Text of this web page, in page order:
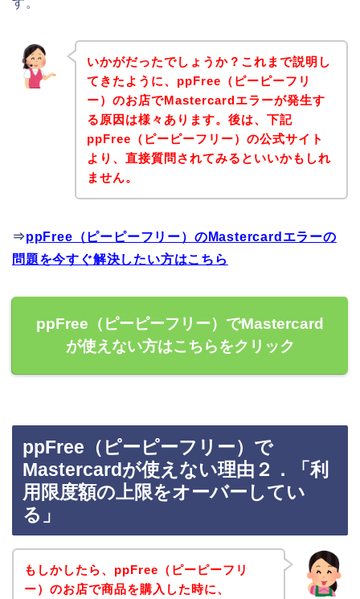
す。
いかがだったでしょうか？これまで説明し
てきたように、ppFree（ピーピーフリ
ー）のお店でMastercardエラーが発生す
る原因は様々あります。後は、下記
ppFree（ピーピーフリー）の公式サイト
より、直接質問されてみるといいかもしれ
ません。
⇒ppFree（ピーピーフリー）のMastercardエラーの
問題を今すぐ解決したい方はこちら
ppFree（ピーピーフリー）でMastercard
が使えない方はこちらをクリック
ppFree（ピーピーフリー）で
Mastercardが使えない理由２．「利
用限度額の上限をオーバーしてい
る」
もしかしたら、ppFree（ピーピーフリ
ー）のお店で商品を購入した時に、